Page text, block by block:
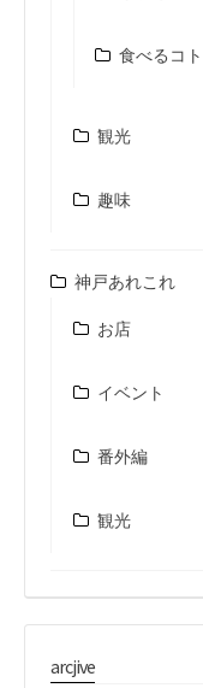
食べるコト
観光
趣味
神戸あれこれ
お店
イベント
番外編
観光
arcjive